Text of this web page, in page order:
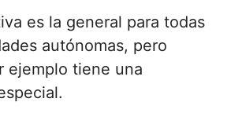
es la general para todas
autónomas, pero
ejemplo tiene una